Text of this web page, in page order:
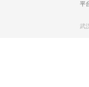
平
武